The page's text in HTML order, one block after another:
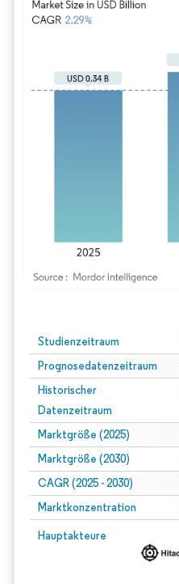
Studienzeitraum
Prognosedatenzeitraum
Historischer
Datenzeitraum
Marktgröße (2025)
Marktgröße (2030)
CAGR (2025 - 2030)
Marktkonzentration
Hauptakteure